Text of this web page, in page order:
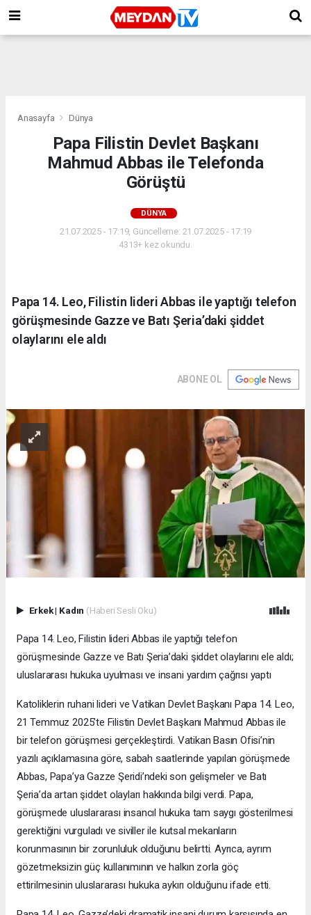
Anasayfa Dünya
Papa Filistin Devlet Başkanı
Mahmud Abbas ile Telefonda
Görüştü
DÜNYA
21.07.2025 - 17:19, Güncelleme: 21.07.2025 - 17:19
4313+ kez okundu.
Papa 14. Leo, Filistin lideri Abbas ile yaptığı telefon
görüşmesinde Gazze ve Batı Şeria’daki şiddet
olaylarını ele aldı
ABONE OL
Erkek| Kadın (Haberi Sesli Oku)
Papa 14. Leo, Filistin lideri Abbas ile yaptığı telefon
görüşmesinde Gazze ve Batı Şeria’daki şiddet olaylarını ele aldı;
uluslararası hukuka uyulması ve insani yardım çağrısı yaptı
Katoliklerin ruhani lideri ve Vatikan Devlet Başkanı Papa 14. Leo,
21 Temmuz 2025’te Filistin Devlet Başkanı Mahmud Abbas ile
bir telefon görüşmesi gerçekleştirdi. Vatikan Basın Ofisi’nin
yazılı açıklamasına göre, sabah saatlerinde yapılan görüşmede
Abbas, Papa’ya Gazze Şeridi’ndeki son gelişmeler ve Batı
Şeria’da artan şiddet olayları hakkında bilgi verdi. Papa,
görüşmede uluslararası insancıl hukuka tam saygı gösterilmesi
gerektiğini vurguladı ve siviller ile kutsal mekanların
korunmasının bir zorunluluk olduğunu belirtti. Ayrıca, ayrım
gözetmeksizin güç kullanımının ve halkın zorla göç
ettirilmesinin uluslararası hukuka aykırı olduğunu ifade etti.